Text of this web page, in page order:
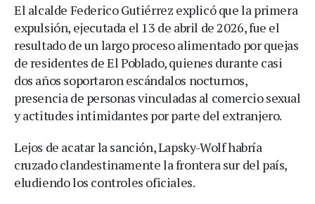
El alcalde Federico Gutiérrez explicó que la primera
expulsión, ejecutada el 13 de abril de 2026, fue el
resultado de un largo proceso alimentado por quejas
de residentes de El Poblado, quienes durante casi
dos años soportaron escándalos nocturnos,
presencia de personas vinculadas al comercio sexual
y actitudes intimidantes por parte del extranjero.
Lejos de acatar la sanción, Lapsky-Wolf habría
cruzado clandestinamente la frontera sur del país,
eludiendo los controles oficiales.